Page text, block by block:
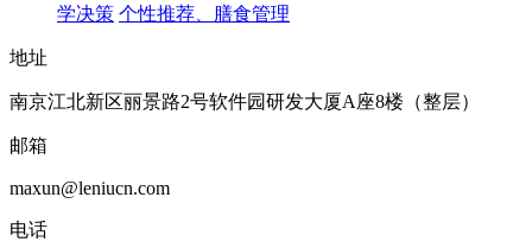
学决策 个性推荐、膳食管理
地址
南京江北新区丽景路2号软件园研发大厦A座8楼（整层）
邮箱
maxun@leniucn.com
电话